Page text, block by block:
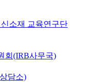
소재 교육연구단
회(IRB사무국)
담소)